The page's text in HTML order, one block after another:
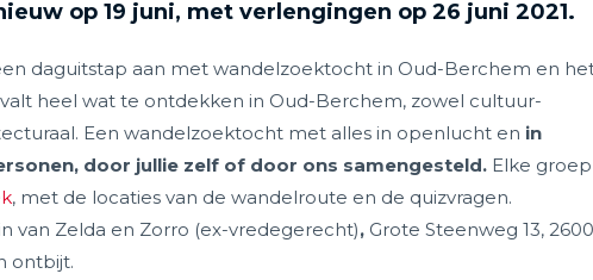
op 19 juni, met verlengingen op 26 juni 2021.
daguitstap aan met wandelzoektocht in Oud-Berchem en
valt heel wat te ontdekken in Oud-Berchem, zowel cultuur-
Een wandelzoektocht met alles in openlucht en in
door jullie zelf of door ons samengesteld. Elke groep
, met de locaties van de wandelroute en de quizvragen.
van Zelda en Zorro (ex-vredegerecht), Grote Steenweg 13, 2600
ontbijt.